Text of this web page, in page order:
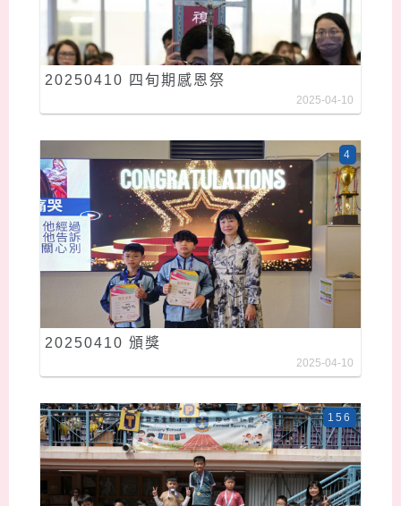
20250410 四旬期感恩祭
2025-04-10
20250410 頒獎
4
2025-04-10
156